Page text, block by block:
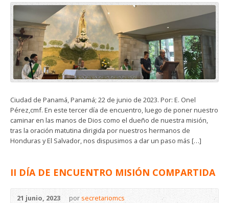
Ciudad de Panamá, Panamá; 22 de junio de 2023. Por: E. Onel
Pérez,cmf. En este tercer día de encuentro, luego de poner nuestro
caminar en las manos de Dios como el dueño de nuestra misión,
tras la oración matutina dirigida por nuestros hermanos de
Honduras y El Salvador, nos dispusimos a dar un paso más […]
II DÍA DE ENCUENTRO MISIÓN COMPARTIDA
21 junio, 2023 porsecretariomcs